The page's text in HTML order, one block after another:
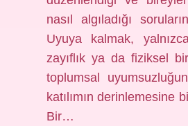
nasıl algıladığı
Uyuya kalmak,
zayıflık ya da fiziksel
toplumsal
katılımın derinlemesine
Bir…